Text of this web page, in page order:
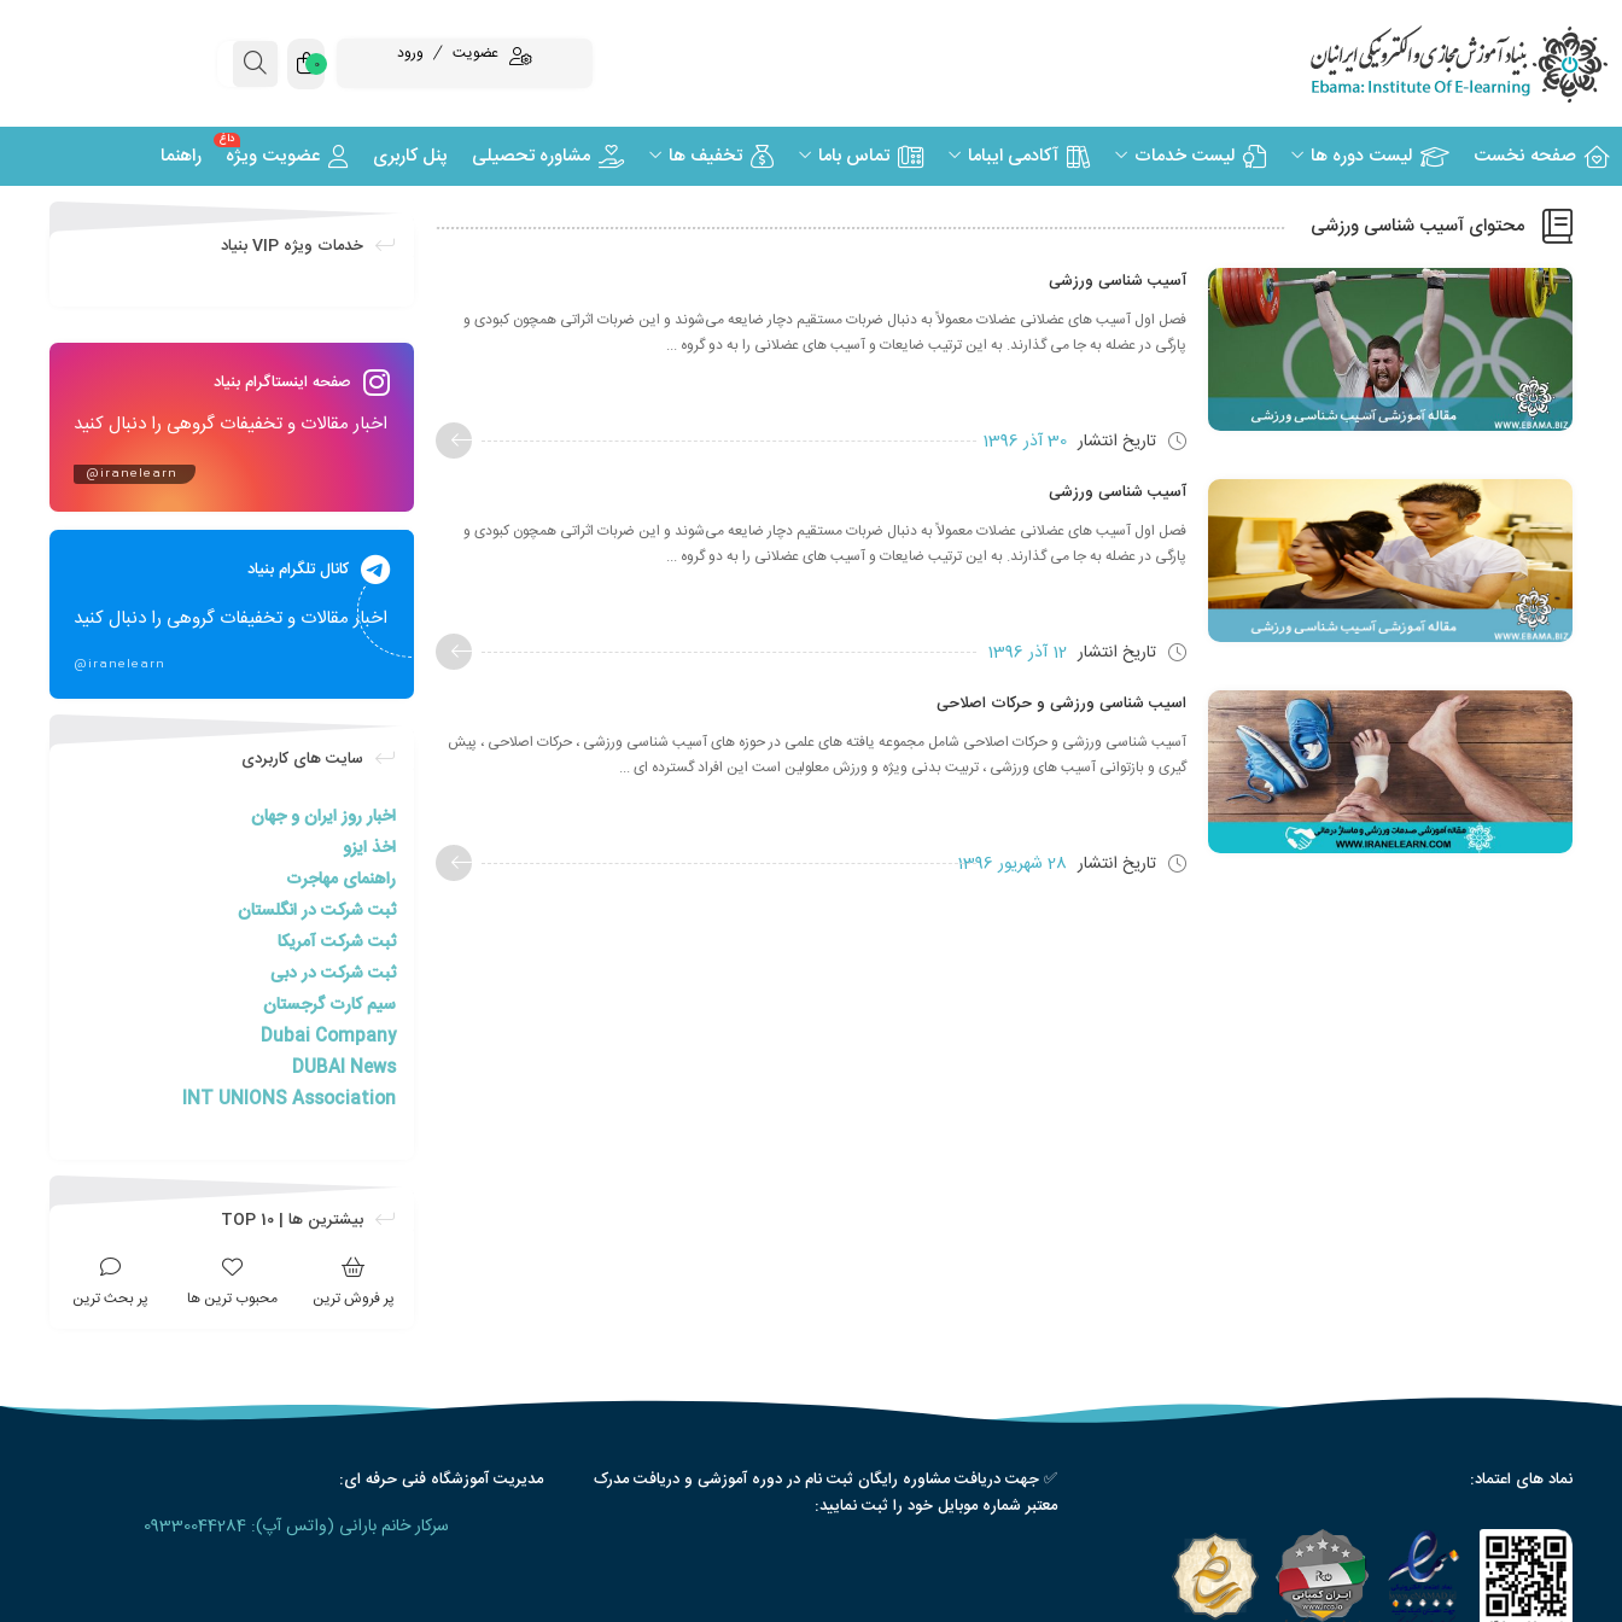
عضویت ورود 0
صفحه نخست لیست دوره ها لیست خدمات آکادمی ایباما تماس باما تخفیف ها مشاوره تحصیلی پنل کاربری عضویت ویژه
داغ
راهنما
محتوای آسیب شناسی ورزشی
آسیب شناسی ورزشی
فصل اول آسیب های عضلانی عضلات معمولاً به دنبال ضربات مستقیم دچار ضایعه می‌شوند و این ضربات اثراتی همچون کبودی و
پارگی در عضله به جا می گذارند. به این ترتیب ضایعات و آسیب های عضلانی را به دو گروه ...
تاریخ انتشار 30 آذر 1396
آسیب شناسی ورزشی
فصل اول آسیب های عضلانی عضلات معمولاً به دنبال ضربات مستقیم دچار ضایعه می‌شوند و این ضربات اثراتی همچون کبودی و
پارگی در عضله به جا می گذارند. به این ترتیب ضایعات و آسیب های عضلانی را به دو گروه ...
تاریخ انتشار 12 آذر 1396
اسیب شناسی ورزشی و حرکات اصلاحی
آسیب شناسی ورزشی و حرکات اصلاحی شامل مجموعه یافته های علمی در حوزه های آسیب شناسی ورزشی ، حرکات اصلاحی ، پیش
گیری و بازتوانی آسیب های ورزشی ، تربیت بدنی ویژه و ورزش معلولین است این افراد گسترده ای ...
تاریخ انتشار 28 شهریور 1396
خدمات ویژه VIP بنیاد
صفحه اینستاگرام بنیاد
اخبار مقالات و تخفیفات گروهی را دنبال کنید
@iranelearn
کانال تلگرام بنیاد
اخبار مقالات و تخفیفات گروهی را دنبال کنید
@iranelearn
سایت های کاربردی
اخبار روز ایران و جهان
اخذ ایزو
راهنمای مهاجرت
ثبت شرکت در انگلستان
ثبت شرکت آمریکا
ثبت شرکت در دبی
سیم کارت گرجستان
Dubai Company
DUBAI News
INT UNIONS Association
بیشترین ها | TOP 10
پر فروش ترین محبوب ترین ها پر بحث ترین
نماد های اعتماد:
✅ جهت دریافت مشاوره رایگان ثبت نام در دوره آموزشی و دریافت مدرک
معتبر شماره موبایل خود را ثبت نمایید:
مدیریت آموزشگاه فنی حرفه ای:
سرکار خانم بارانی (واتس آپ): 09330044284